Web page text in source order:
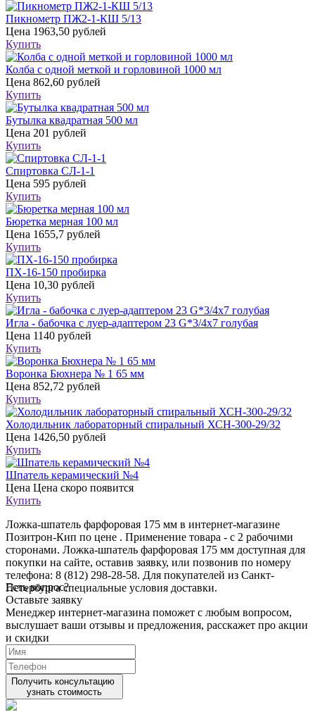
Пикнометр ПЖ2-1-КШ 5/13
Цена 1963,50 рублей
Купить
Колба с одной меткой и горловиной 1000 мл
Цена 862,60 рублей
Купить
Бутылка квадратная 500 мл
Цена 201 рублей
Купить
Спиртовка СЛ-1-1
Цена 595 рублей
Купить
Бюретка мерная 100 мл
Цена 1655,7 рублей
Купить
ПХ-16-150 пробирка
Цена 10,30 рублей
Купить
Игла - бабочка с луер-адаптером 23 G*3/4х7 голубая
Цена 1140 рублей
Купить
Воронка Бюхнера № 1 65 мм
Цена 852,72 рублей
Купить
Холодильник лабораторный спиральный ХСН-300-29/32
Цена 1426,50 рублей
Купить
Шпатель керамический №4
Цена Цена скоро появится
Купить
Ложка-шпатель фарфоровая 175 мм в интернет-магазине
Позитрон-Кип по цене . Применение товара - с 2 рабочими
сторонами. Ложка-шпатель фарфоровая 175 мм доступная для
покупки на сайте, оставив заявку, или позвонив по номеру
телефона: 8 (812) 298-28-58. Для покупателей из Санкт-
Петербурга специальные условия доставки.
Есть вопрос?
Оставьте заявку
Менеджер интернет-магазина поможет с любым вопросом,
выслушает ваши отзывы и предложения, расскажет про акции
и скидки
Получить консультацию
узнать стоимость